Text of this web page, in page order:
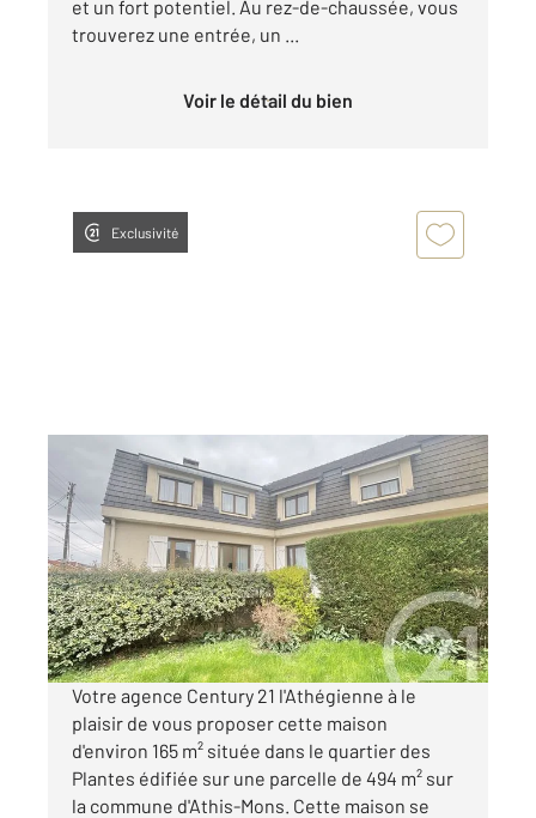
et un fort potentiel. Au rez-de-chaussée, vous
trouverez une entrée, un ...
Voir le détail du bien
Exclusivité
ATHIS MONS 91
165 m2, 6 pièces
Ref : 3231
Maison à vendre
348 000 €
Visiter le site dédié
Votre agence Century 21 l'Athégienne à le
plaisir de vous proposer cette maison
d'environ 165 m² située dans le quartier des
Plantes édifiée sur une parcelle de 494 m² sur
la commune d'Athis-Mons. Cette maison se